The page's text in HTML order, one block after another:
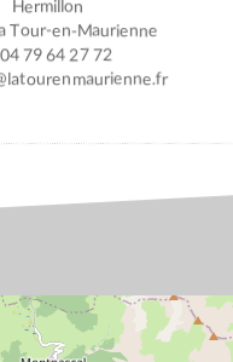
Hermillon
Tour-en-Maurienne
79 64 27 72